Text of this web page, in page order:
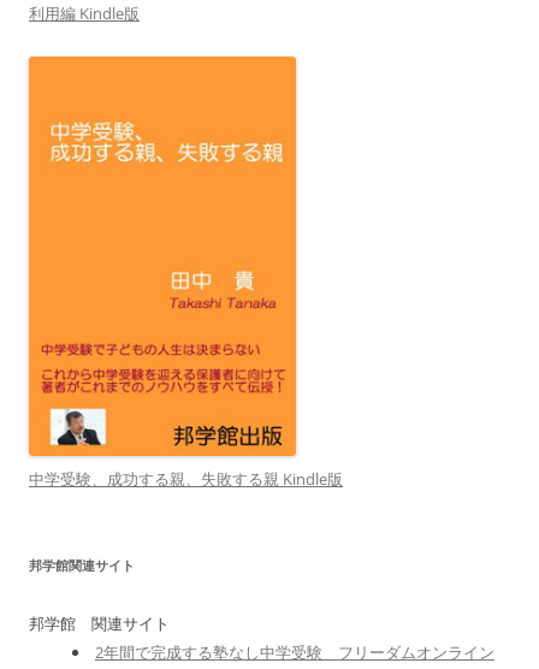
利用編 Kindle版
中学受験、成功する親、失敗する親 Kindle版
邦学館関連サイト
邦学館 関連サイト
2年間で完成する塾なし中学受験 フリーダムオンライン